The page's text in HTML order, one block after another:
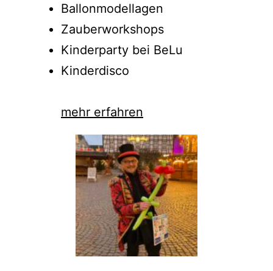
Ballonmodellagen
Zauberworkshops
Kinderparty bei BeLu
Kinderdisco
mehr erfahren